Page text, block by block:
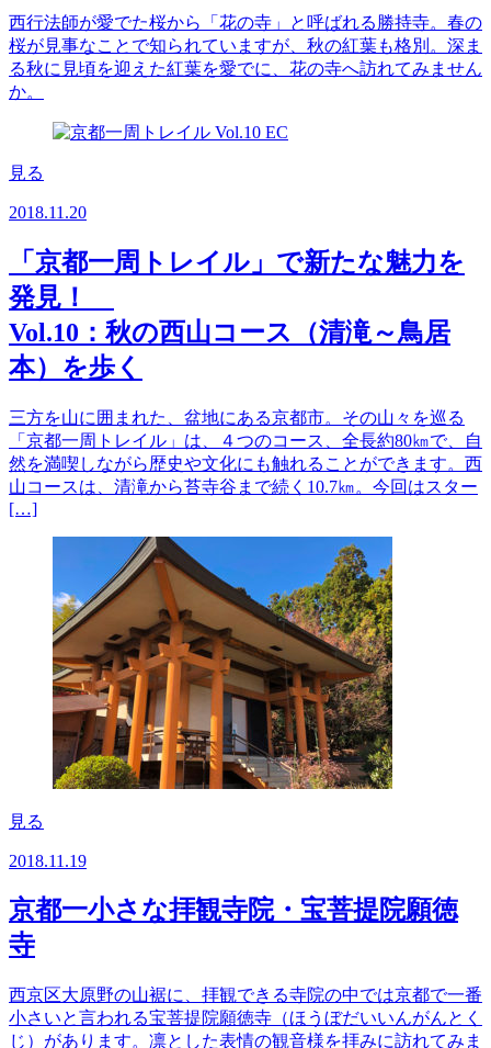
西行法師が愛でた桜から「花の寺」と呼ばれる勝持寺。春の
桜が見事なことで知られていますが、秋の紅葉も格別。深ま
る秋に見頃を迎えた紅葉を愛でに、花の寺へ訪れてみません
か。
見る
2018.11.20
「京都一周トレイル」で新たな魅力を
発見！
Vol.10：秋の西山コース（清滝～鳥居
本）を歩く
三方を山に囲まれた、盆地にある京都市。その山々を巡る
「京都一周トレイル」は、４つのコース、全長約80㎞で、自
然を満喫しながら歴史や文化にも触れることができます。西
山コースは、清滝から苔寺谷まで続く10.7㎞。今回はスター
[…]
見る
2018.11.19
京都一小さな拝観寺院・宝菩提院願徳
寺
西京区大原野の山裾に、拝観できる寺院の中では京都で一番
小さいと言われる宝菩提院願徳寺（ほうぼだいいんがんとく
じ）があります。凛とした表情の観音様を拝みに訪れてみま